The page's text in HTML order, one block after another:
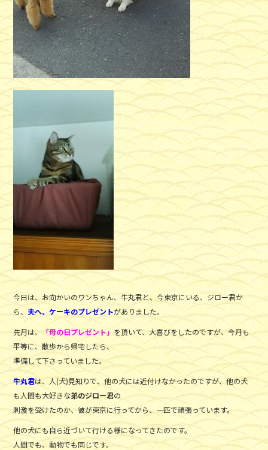
今日は、お向かいのワンちゃん、牛丸君と、今東京にいる、ジロー君か
ら、夫へ、ケーキのプレゼントがありました。
先月は、「母の日プレゼント」を頂いて、大喜びをしたのですが、今月も
平等に、散歩から帰宅したら、
準備して下さっていました。
牛丸君は、人(犬)見知りで、他の犬には近付けなかったのですが、他の犬
も人間も大好きな弟のジロー君の
刺激を受けたのか、彼が東京に行ってから、一匹で頑張っています。
他の犬にも自ら近づいて行ける様になってきたのです。
人間でも、動物でも同じです。